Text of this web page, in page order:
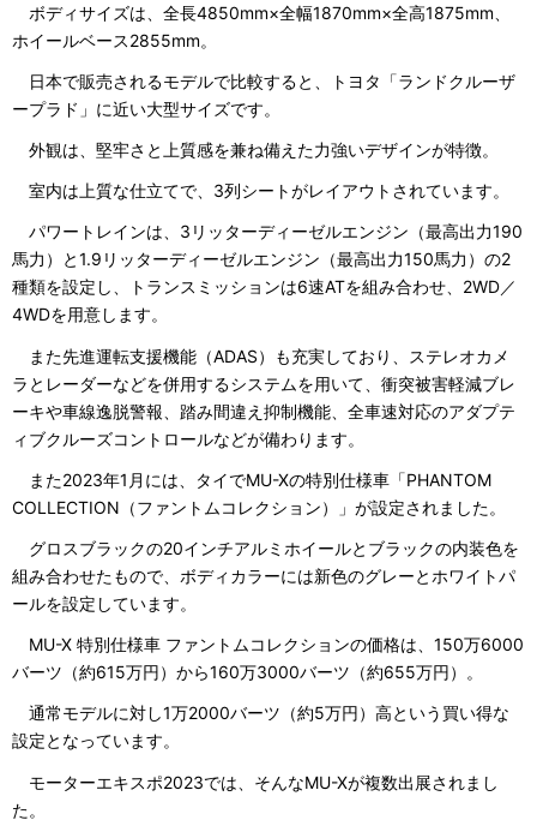
ボディサイズは、全長4850mm×全幅1870mm×全高1875mm、
ホイールベース2855mm。
日本で販売されるモデルで比較すると、トヨタ「ランドクルーザ
ープラド」に近い大型サイズです。
外観は、堅牢さと上質感を兼ね備えた力強いデザインが特徴。
室内は上質な仕立てで、3列シートがレイアウトされています。
パワートレインは、3リッターディーゼルエンジン（最高出力190
馬力）と1.9リッターディーゼルエンジン（最高出力150馬力）の2
種類を設定し、トランスミッションは6速ATを組み合わせ、2WD／
4WDを用意します。
また先進運転支援機能（ADAS）も充実しており、ステレオカメ
ラとレーダーなどを併用するシステムを用いて、衝突被害軽減ブレ
ーキや車線逸脱警報、踏み間違え抑制機能、全車速対応のアダプテ
ィブクルーズコントロールなどが備わります。
また2023年1月には、タイでMU-Xの特別仕様車「PHANTOM
COLLECTION（ファントムコレクション）」が設定されました。
グロスブラックの20インチアルミホイールとブラックの内装色を
組み合わせたもので、ボディカラーには新色のグレーとホワイトパ
ールを設定しています。
MU-X 特別仕様車 ファントムコレクションの価格は、150万6000
バーツ（約615万円）から160万3000バーツ（約655万円）。
通常モデルに対し1万2000バーツ（約5万円）高という買い得な
設定となっています。
モーターエキスポ2023では、そんなMU-Xが複数出展されまし
た。